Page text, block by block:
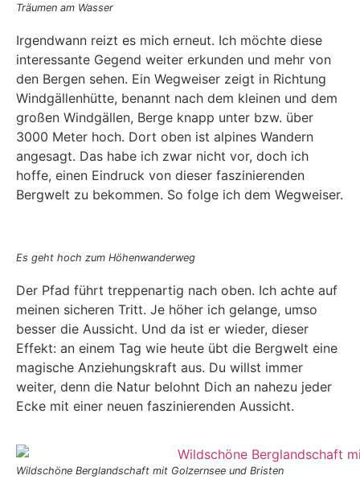
Träumen am Wasser
Irgendwann reizt es mich erneut. Ich möchte diese
interessante Gegend weiter erkunden und mehr von
den Bergen sehen. Ein Wegweiser zeigt in Richtung
Windgällenhütte, benannt nach dem kleinen und dem
großen Windgällen, Berge knapp unter bzw. über
3000 Meter hoch. Dort oben ist alpines Wandern
angesagt. Das habe ich zwar nicht vor, doch ich
hoffe, einen Eindruck von dieser faszinierenden
Bergwelt zu bekommen. So folge ich dem Wegweiser.
Es geht hoch zum Höhenwanderweg
Der Pfad führt treppenartig nach oben. Ich achte auf
meinen sicheren Tritt. Je höher ich gelange, umso
besser die Aussicht. Und da ist er wieder, dieser
Effekt: an einem Tag wie heute übt die Bergwelt eine
magische Anziehungskraft aus. Du willst immer
weiter, denn die Natur belohnt Dich an nahezu jeder
Ecke mit einer neuen faszinierenden Aussicht.
Wildschöne Berglandschaft mit Golzernsee und Bristen